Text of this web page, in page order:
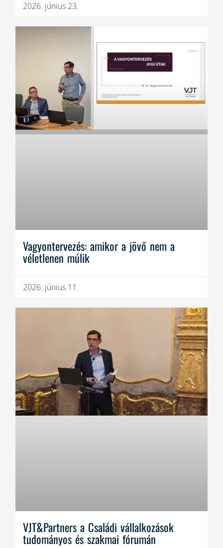
2026. június 23.
Vagyontervezés: amikor a jövő nem a
véletlenen múlik
2026. június 11.
VJT&Partners a Családi vállalkozások
tudományos és szakmai fórumán